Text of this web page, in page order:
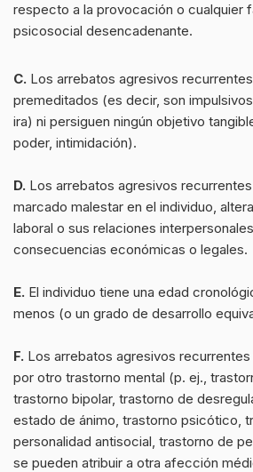
respecto a la provocación o cualquier
psicosocial desencadenante.
C. Los arrebatos agresivos
premeditados (es decir, son
ira) ni persiguen ningún objetivo
poder, intimidación).
D. Los arrebatos agresivos
marcado malestar en el individuo,
laboral o sus relaciones
consecuencias económicas o legales.
E. El individuo tiene una edad
menos (o un grado de desarrollo
F. Los arrebatos agresivos
por otro trastorno mental (p. ej.,
trastorno bipolar, trastorno de
estado de ánimo, trastorno psicótico,
personalidad antisocial, trastorno de
se pueden atribuir a otra afección